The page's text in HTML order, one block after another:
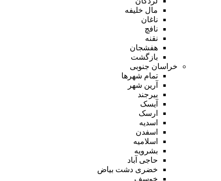
مال خلیفه
ناغان
نافچ
نقنه
هفشجان
بازگشت
خراسان جنوبی
تمام شهر‌ها
آرین شهر
بیرجند
آیسک
ارسک
اسدیه
اسفدن
اسلامیه
بشرویه
حاجی آباد
خضری دشت بیاض
خوسف